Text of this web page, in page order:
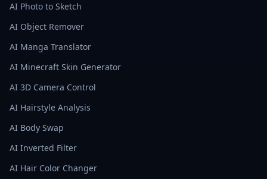
AI Photo to Sketch
AI Object Remover
AI Manga Translator
AI Minecraft Skin Generator
AI 3D Camera Control
AI Hairstyle Analysis
AI Body Swap
AI Inverted Filter
AI Hair Color Changer